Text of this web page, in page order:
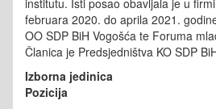
institutu. Isti posao obavljala je u
februara 2020. do aprila 2021.
OO SDP BiH Vogošća te Foruma
Članica je Predsjedništva KO SDP
Izborna jedinica
Pozicija